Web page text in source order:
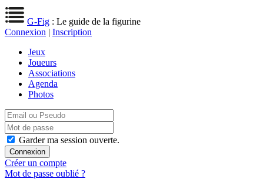
G-Fig : Le guide de la figurine
Connexion | Inscription
Jeux
Joueurs
Associations
Agenda
Photos
Garder ma session ouverte.
Créer un compte
Mot de passe oublié ?